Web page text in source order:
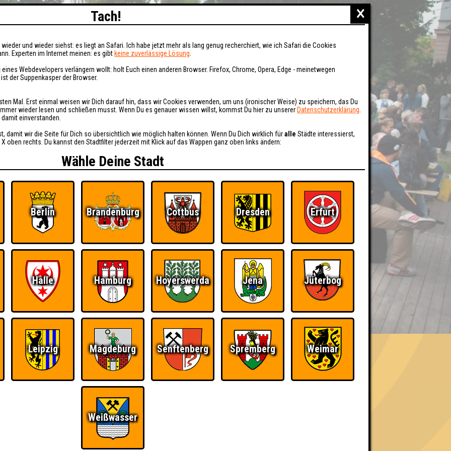
HIGHSCORE RESERVIERUNG BUCHEN ÜBER UNS
«
Dresden
×
Tach!
und wieder siehst: es liegt an Safari. Ich habe jetzt mehr als lang genug recherchiert, wie ich Safari die Cookies
Experten im Internet meinen: es gibt keine zuverlässige Lösung
Webdevelopers verlängern wollt: holt Euch einen anderen Browser. Firefox, Chrome, Opera, Edge - meinetwegen
der Suppenkasper der Browser.
Mal. Erst einmal weisen wir Dich darauf hin, dass wir Cookies verwenden, um uns (ironischer Weise) zu speichern, das Du
wieder lesen und schließen musst. Wenn Du es genauer wissen willst, kommst Du hier zu unserer Datenschutzerklärung
einverstanden.
damit wir die Seite für Dich so übersichtlich wie möglich halten können. Wenn Du Dich wirklich füralle Städte interessierst,
oben rechts. Du kannst den Stadtfilter jederzeit mit Klick auf das Wappen ganz oben links ändern:
Wähle Deine Stadt
Berlin Brandenburg Cottbus Dresden Erfurt
Halle Hamburg Hoyerswerda Jena Jüterbog
Leipzig Magdeburg Senftenberg Spremberg Weimar
Weißwasser